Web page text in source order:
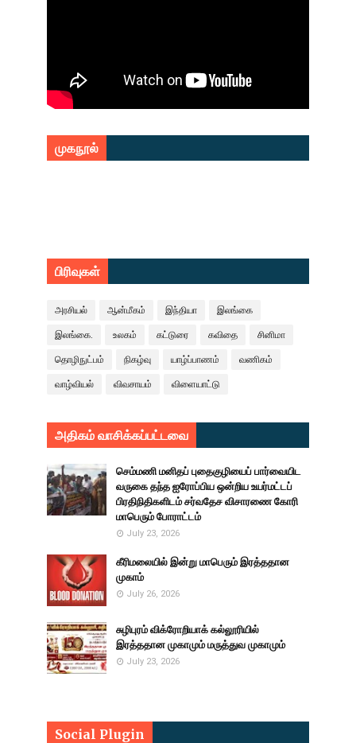
முகநூல்
பிரிவுகள்
அரசியல் ஆன்மீகம் இந்தியா இலங்கை
இலங்கை. உலகம் கட்டுரை கவிதை சினிமா
தொழிநுட்பம் நிகழ்வு யாழ்ப்பாணம் வணிகம்
வாழ்வியல் விவசாயம் விளையாட்டு
அதிகம் வாசிக்கப்பட்டவை
செம்மணி மனிதப் புதைகுழியைப் பார்வையிட
வருகை தந்த ஐரோப்பிய ஒன்றிய உயர்மட்டப்
பிரதிநிதிகளிடம் சர்வதேச விசாரணை கோரி
மாபெரும் போராட்டம்
July 23, 2026
கீரிமலையில் இன்று மாபெரும் இரத்ததான
முகாம்
July 26, 2026
சுழிபுரம் விக்ரோறியாக் கல்லூரியில்
இரத்ததான முகாமும் மருத்துவ முகாமும்
July 23, 2026
Social Plugin